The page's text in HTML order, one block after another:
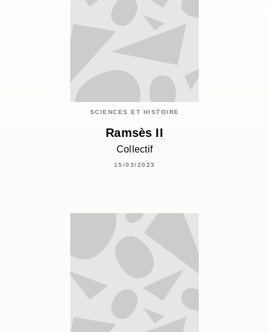
SCIENCES ET HISTOIRE
Ramsès II
Collectif
15/03/2023